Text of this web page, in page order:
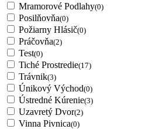
Mramorové Podlahy(0)
Posilňovňa(0)
Požiarny Hlásič(0)
Práčovňa(2)
Test(0)
Tiché Prostredie(17)
Trávnik(3)
Únikový Východ(0)
Ústredné Kúrenie(3)
Uzavretý Dvor(2)
Vinna Pivnica(0)